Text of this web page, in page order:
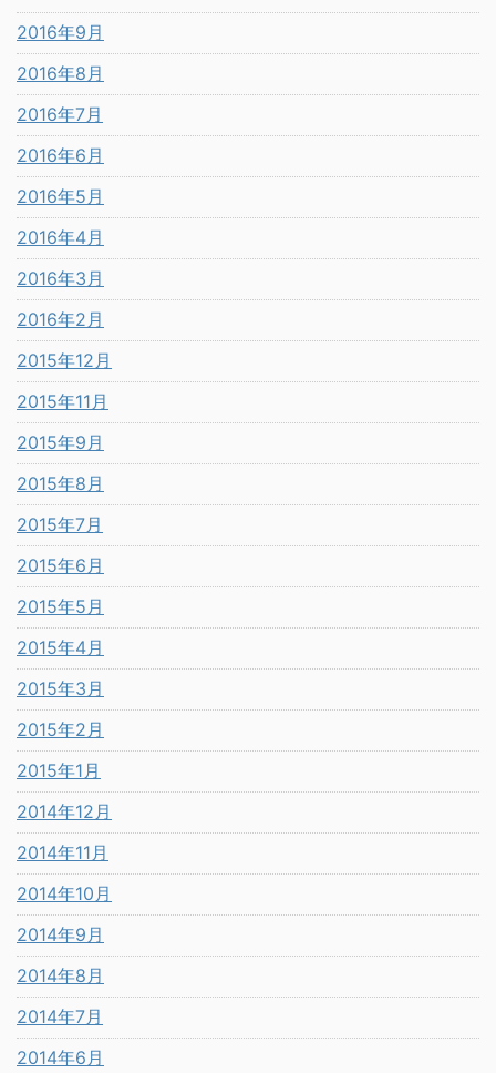
2016年9月
2016年8月
2016年7月
2016年6月
2016年5月
2016年4月
2016年3月
2016年2月
2015年12月
2015年11月
2015年9月
2015年8月
2015年7月
2015年6月
2015年5月
2015年4月
2015年3月
2015年2月
2015年1月
2014年12月
2014年11月
2014年10月
2014年9月
2014年8月
2014年7月
2014年6月